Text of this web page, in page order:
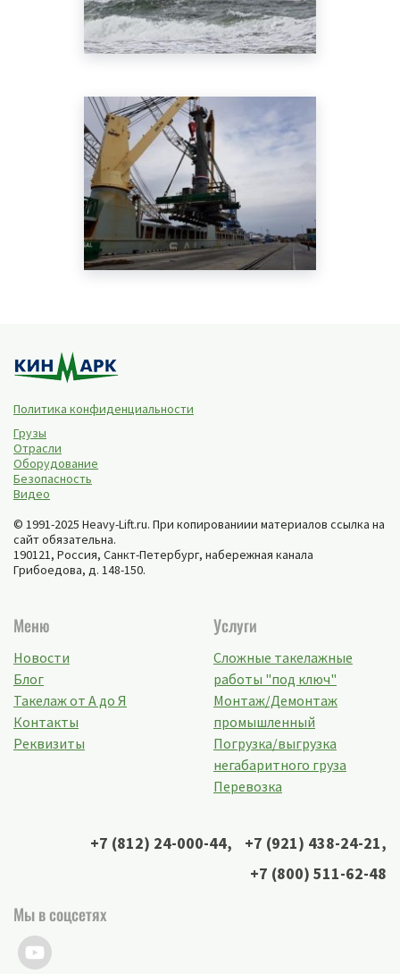
Политика конфиденциальности
Грузы
Отрасли
Оборудование
Безопасность
Видео
© 1991-2025 Heavy-Lift.ru. При копированиии материалов ссылка на
сайт обязательна.
190121, Россия, Санкт-Петербург, набережная канала
Грибоедова, д. 148-150.
Меню
Новости
Блог
Такелаж от А до Я
Контакты
Реквизиты
Услуги
Сложные такелажные
работы "под ключ"
Монтаж/Демонтаж
промышленный
Погрузка/выгрузка
негабаритного груза
Перевозка
+7 (812) 24-000-44, +7 (921) 438-24-21,
+7 (800) 511-62-48
Мы в соцсетях